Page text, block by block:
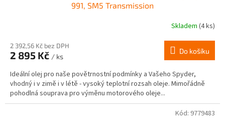
991, SM5 Transmission
produktu
je
z
5
hvězdiček.
Skladem(4 ks)
2 392,56 Kč bez DPH
2 895 Kč / ks
Do košíku
Ideální olej pro naše povětrnostní podmínky a Vašeho Spyder,
vhodný i v zimě i v létě - vysoký teplotní rozsah oleje. Mimořádně
pohodlná souprava pro výměnu motorového oleje...
Kód: 9779483